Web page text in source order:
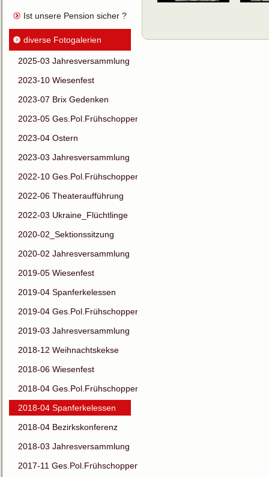
Ist unsere Pension sicher ?
diverse Fotogalerien
2025-03 Jahresversammlung
2023-10 Wiesenfest
2023-07 Brix Gedenken
2023-05 Ges.Pol.Frühschoppen
2023-04 Ostern
2023-03 Jahresversammlung
2022-10 Ges.Pol.Frühschoppen
2022-06 Theateraufführung
2022-03 Ukraine_Flüchtlinge
2020-02_Sektionssitzung
2020-02 Jahresversammlung
2019-05 Wiesenfest
2019-04 Spanferkelessen
2019-04 Ges.Pol.Frühschoppen
2019-03 Jahresversammlung
2018-12 Weihnachtskekse
2018-06 Wiesenfest
2018-04 Ges.Pol.Frühschoppen
2018-04 Spanferkelessen
2018-04 Bezirkskonferenz
2018-03 Jahresversammlung
2017-11 Ges.Pol.Frühschoppen